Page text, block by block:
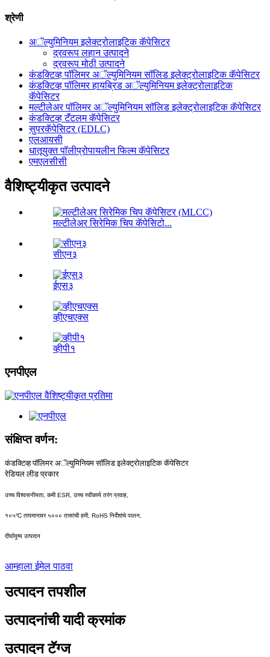
श्रेणी
अॅल्युमिनियम इलेक्ट्रोलाइटिक कॅपेसिटर
द्रवरूप लहान उत्पादने
द्रवरूप मोठी उत्पादने
कंडक्टिव्ह पॉलिमर अॅल्युमिनियम सॉलिड इलेक्ट्रोलाइटिक कॅपेसिटर
कंडक्टिव्ह पॉलिमर हायब्रिड अॅल्युमिनियम इलेक्ट्रोलाइटिक
कॅपेसिटर
मल्टीलेअर पॉलिमर अॅल्युमिनियम सॉलिड इलेक्ट्रोलाइटिक कॅपेसिटर
कंडक्टिव्ह टॅंटलम कॅपेसिटर
सुपरकॅपेसिटर (EDLC)
एलआयसी
धातूयुक्त पॉलीप्रोपायलीन फिल्म कॅपेसिटर
एमएलसीसी
वैशिष्ट्यीकृत उत्पादने
मल्टीलेअर सिरेमिक चिप कॅपेसिटो...
सीएन३
ईएस३
व्हीएचएक्स
व्हीपी१
एनपीएल
संक्षिप्त वर्णन:
कंडक्टिव्ह पॉलिमर अॅल्युमिनियम सॉलिड इलेक्ट्रोलाइटिक कॅपेसिटर
रेडियल लीड प्रकार
उच्च विश्वसनीयता, कमी ESR, उच्च स्वीकार्य तरंग प्रवाह,
१०५℃ तापमानावर ५००० तासांची हमी, RoHS निर्देशांचे पालन,
दीर्घायुष्य उत्पादन
आम्हाला ईमेल पाठवा
उत्पादन तपशील
उत्पादनांची यादी क्रमांक
उत्पादन टॅग्ज